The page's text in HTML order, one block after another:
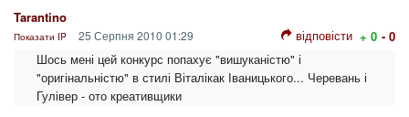
Tarantino
Показати IP 25 Серпня 2010 01:29 відповісти + 0 - 0
Шось мені цей конкурс попахує "вишуканістю" і
"оригінальністю" в стилі Віталікак Іваницького... Черевань і
Гулівер - ото креативщики